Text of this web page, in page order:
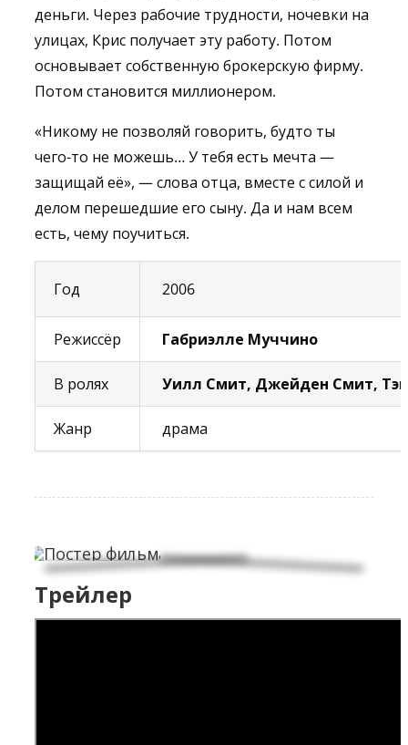
деньги. Через рабочие трудности, ночевки на
улицах, Крис получает эту работу. Потом
основывает собственную брокерскую фирму.
Потом становится миллионером.
«Никому не позволяй говорить, будто ты
чего-то не можешь… У тебя есть мечта —
защищай её», — слова отца, вместе с силой и
делом перешедшие его сыну. Да и нам всем
есть, чему поучиться.
Год 2006
Режиссёр Габриэлле Муччино
В ролях Уилл Смит, Джейден Смит,
Жанр драма
Трейлер